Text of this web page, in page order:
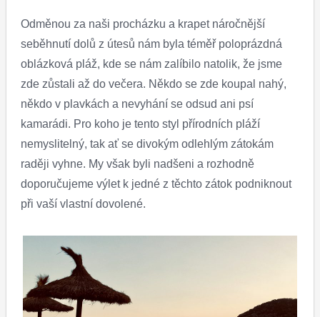
Odměnou za naši procházku a krapet náročnější
seběhnutí dolů z útesů nám byla téměř poloprázdná
oblázková pláž, kde se nám zalíbilo natolik, že jsme
zde zůstali až do večera. Někdo se zde koupal nahý,
někdo v plavkách a nevyhání se odsud ani psí
kamarádi. Pro koho je tento styl přírodních pláží
nemyslitelný, tak ať se divokým odlehlým zátokám
raději vyhne. My však byli nadšeni a rozhodně
doporučujeme výlet k jedné z těchto zátok podniknout
při vaší vlastní dovolené.